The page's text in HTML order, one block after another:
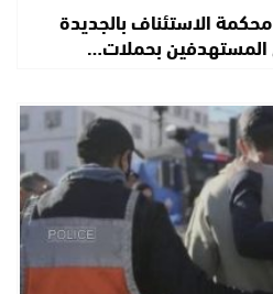
الاستئناف بالجديدة
المستهدفين بحملات…